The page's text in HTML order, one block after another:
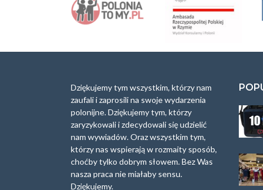
n
a
:
Dziękujemy tym wszystkim, którzy nam
zaufali i zaprosili na swoje wydarzenia
polonijne. Dziękujemy tym, którzy
zaryzykowali i zdecydowali się udzielić
nam wywiadów. Oraz wszystkim tym,
którzy nas wspierają w rozmaity sposób,
choćby tylko dobrym słowem. Bez Was
nasza praca nie miałaby sensu.
Dziękujemy.